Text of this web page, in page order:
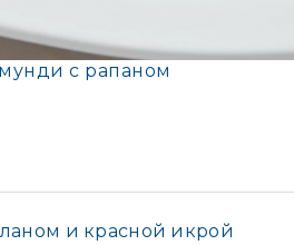
с рапаном
и красной икрой